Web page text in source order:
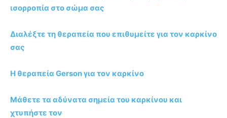
ισορροπία στο σώμα σας
Διαλέξτε τη θεραπεία που επιθυμείτε για τον καρκίνο
σας
Η θεραπεία Gerson για τον καρκίνο
Μάθετε τα αδύνατα σημεία του καρκίνου και
χτυπήστε τον